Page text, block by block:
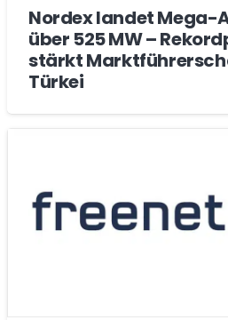
Nordex landet Mega-
über 525 MW –
stärkt
Türkei